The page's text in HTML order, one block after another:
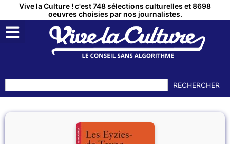
Vive la Culture ! c'est 748 sélections culturelles et 8698
oeuvres choisies par nos journalistes.
RECHERCHER